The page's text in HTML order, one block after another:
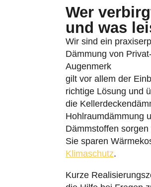
und was
Wir sind ein
Dämmung von
Augenmerk
gilt vor allem der
richtige Lösung und
die
Hohlraumdämmung
Dämmstoffen
Sie sparen
Klimaschutz
Kurze
die Hilfe bei Fragen
Leistungskatalogs.